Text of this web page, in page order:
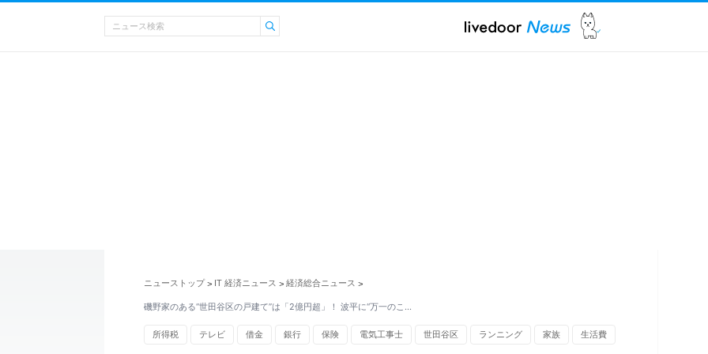
ニューストップ > IT 経済ニュース > 経済総合ニュース >
磯野家のある“世田谷区の戸建て”は「2億円超」！ 波平に“万一のこ…
所得税 テレビ 借金 銀行 保険 電気工事士 世田谷区 ランニング 家族 生活費